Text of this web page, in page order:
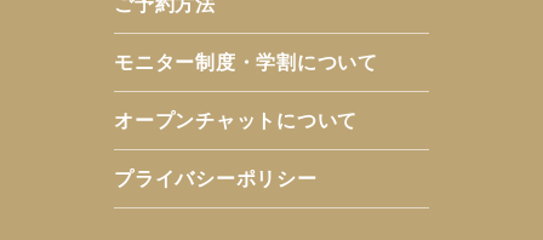
モニター制度・学割について
オープンチャットについて
プライバシーポリシー